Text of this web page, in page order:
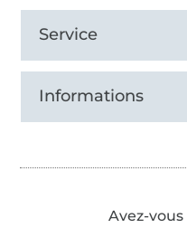
Service
Informations
Avez-